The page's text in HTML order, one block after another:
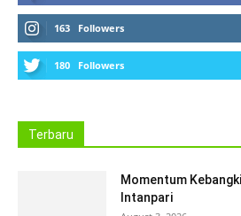
163 Followers
180 Followers
Terbaru
Momentum
Intanpari